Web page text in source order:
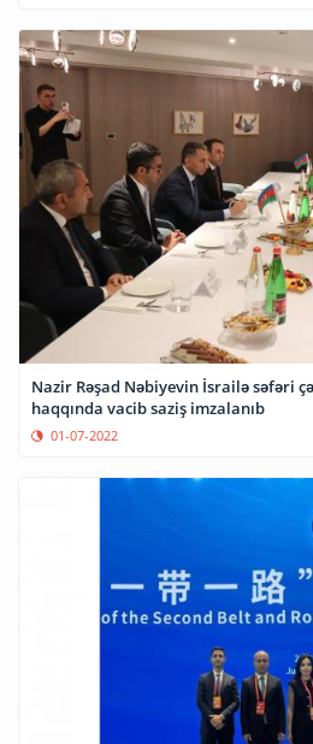
Nazir Rəşad Nəbiyevin İsrailə səfəri
haqqında vacib saziş imzalanıb
01-07-2022